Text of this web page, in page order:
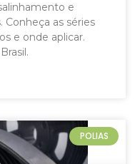
e
as séries
e onde aplicar.
POLIAS